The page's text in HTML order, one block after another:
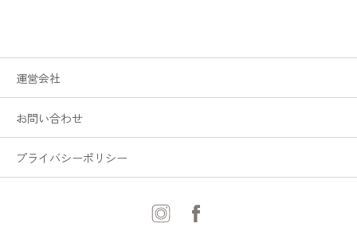
運営会社
お問い合わせ
プライバシーポリシー